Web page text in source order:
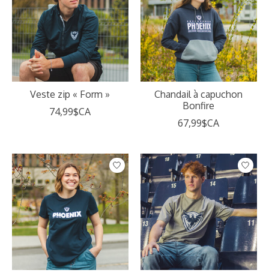
Veste zip « Form »
74,99$CA
Chandail à capuchon
Bonfire
67,99$CA